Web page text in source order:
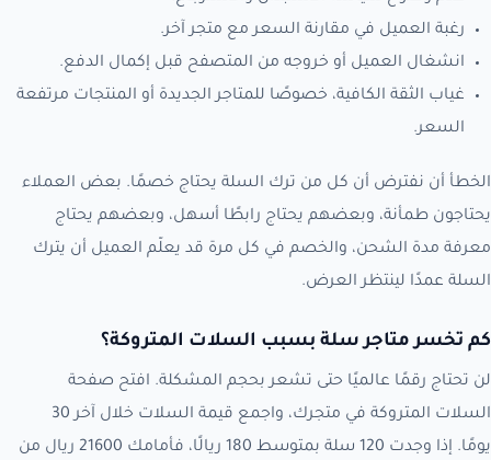
رغبة العميل في مقارنة السعر مع متجر آخر.
انشغال العميل أو خروجه من المتصفح قبل إكمال الدفع.
غياب الثقة الكافية، خصوصًا للمتاجر الجديدة أو المنتجات مرتفعة
السعر.
الخطأ أن نفترض أن كل من ترك السلة يحتاج خصمًا. بعض العملاء
يحتاجون طمأنة، وبعضهم يحتاج رابطًا أسهل، وبعضهم يحتاج
معرفة مدة الشحن، والخصم في كل مرة قد يعلّم العميل أن يترك
السلة عمدًا لينتظر العرض.
كم تخسر متاجر سلة بسبب السلات المتروكة؟
لن تحتاج رقمًا عالميًا حتى تشعر بحجم المشكلة. افتح صفحة
السلات المتروكة في متجرك، واجمع قيمة السلات خلال آخر 30
يومًا. إذا وجدت 120 سلة بمتوسط 180 ريالًا، فأمامك 21600 ريال من